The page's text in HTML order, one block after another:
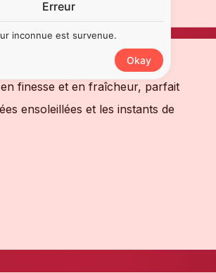
SOMMELIER
finesse et en fraîcheur, parfait
ensoleillées et les instants de
Erreur
inconnue est survenue.
Okay